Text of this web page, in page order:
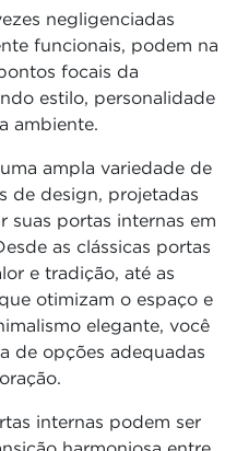
negligenciadas
funcionais, podem na
focais da
estilo, personalidade
ambiente.
ampla variedade de
de design, projetadas
suas portas internas em
as clássicas portas
e tradição, até as
otimizam o espaço e
elegante, você
de opções adequadas
internas podem ser